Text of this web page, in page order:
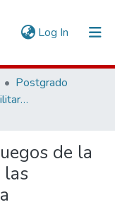
Log In (current)
Postgrado
Maestría en Ciencias Militares
de la